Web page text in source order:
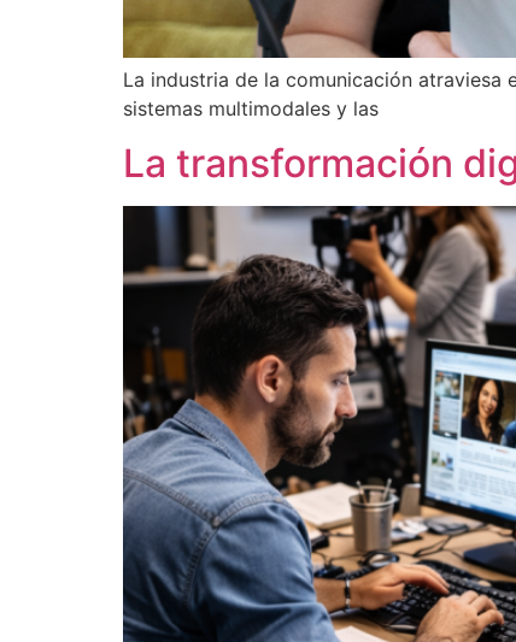
La industria de la comunicación
sistemas multimodales y las
La transformación